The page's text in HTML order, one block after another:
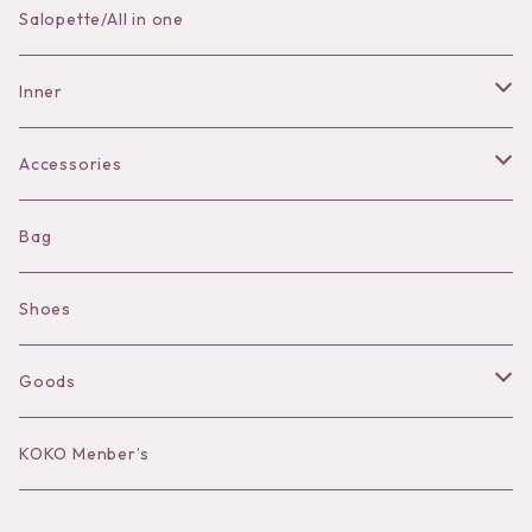
Skirt
Pants
Salopette/All in one
Inner
Bra
Shorts
Camisole
Long sleeve
Accessories
Necklace
Pierce/Earring
Ear Cuff
Bracelet／Bangle
Bag
Shoes
Goods
Hat
KOKO Menber’s